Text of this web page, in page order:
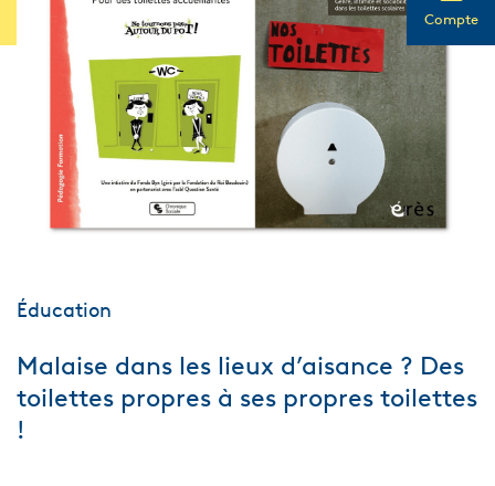
Compte
Éducation
Malaise dans les lieux d’aisance ? Des
toilettes propres à ses propres toilettes
!